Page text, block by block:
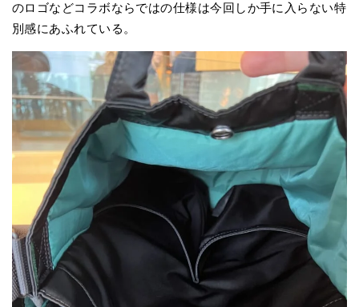
のロゴなどコラボならではの仕様は今回しか手に入らない特
別感にあふれている。